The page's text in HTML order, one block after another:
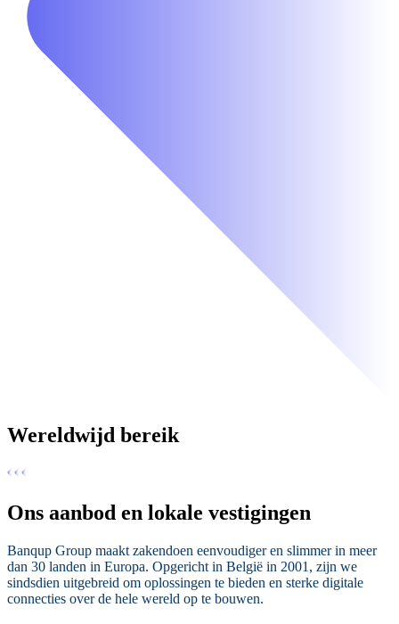
Wereldwijd bereik
Ons aanbod en lokale vestigingen
Banqup Group maakt zakendoen eenvoudiger en slimmer in meer
dan 30 landen in Europa. Opgericht in België in 2001, zijn we
sindsdien uitgebreid om oplossingen te bieden en sterke digitale
connecties over de hele wereld op te bouwen.